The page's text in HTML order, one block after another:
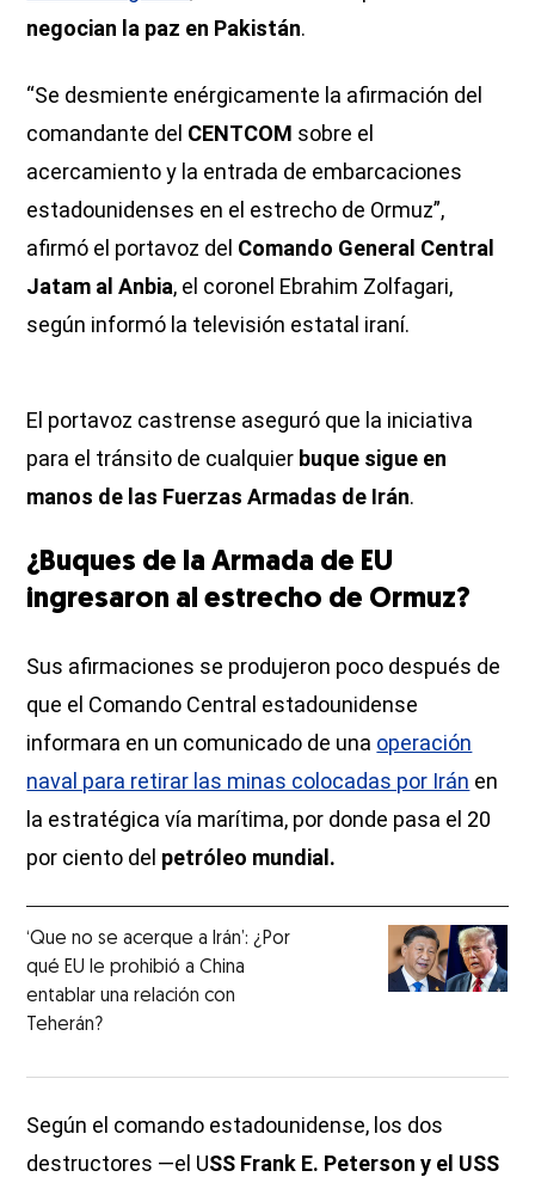
negocian la paz en Pakistán.
“Se desmiente enérgicamente la afirmación del
comandante del CENTCOM sobre el
acercamiento y la entrada de embarcaciones
estadounidenses en el estrecho de Ormuz”,
afirmó el portavoz del Comando General Central
Jatam al Anbia, el coronel Ebrahim Zolfagari,
según informó la televisión estatal iraní.
El portavoz castrense aseguró que la iniciativa
para el tránsito de cualquier buque sigue en
manos de las Fuerzas Armadas de Irán.
¿Buques de la Armada de EU
ingresaron al estrecho de Ormuz?
Sus afirmaciones se produjeron poco después de
que el Comando Central estadounidense
informara en un comunicado de una operación
naval para retirar las minas colocadas por Irán en
la estratégica vía marítima, por donde pasa el 20
por ciento del petróleo mundial.
‘Que no se acerque a Irán’: ¿Por
qué EU le prohibió a China
entablar una relación con
Teherán?
Según el comando estadounidense, los dos
destructores —el USS Frank E. Peterson y el USS